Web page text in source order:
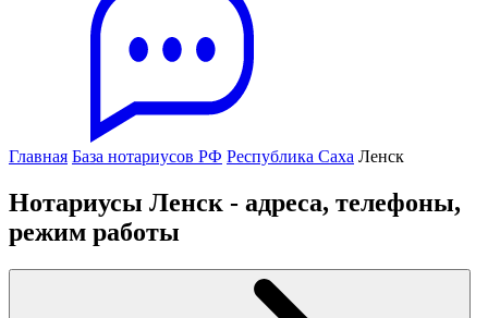
Главная База нотариусов РФ Республика Саха Ленск
Нотариусы Ленск - адреса, телефоны,
режим работы